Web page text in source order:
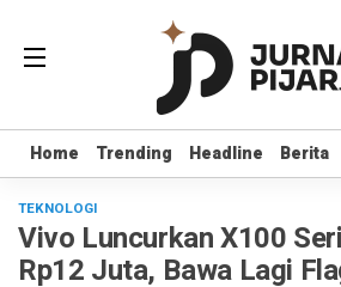
Home Trending Headline Berita
Home Trending Headline Berita
TEKNOLOGI
Vivo Luncurkan X100
Rp12 Juta, Bawa Lagi